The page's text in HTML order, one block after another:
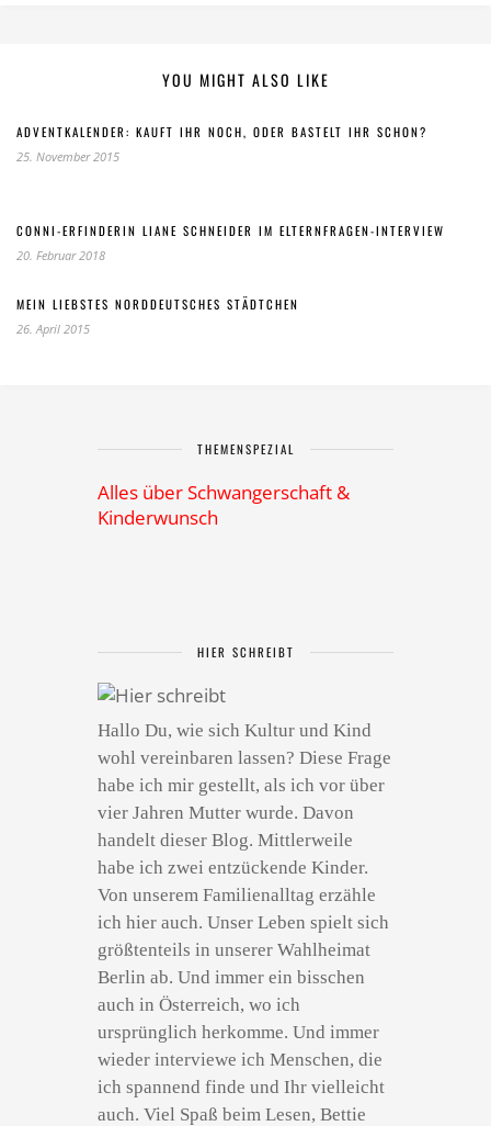
YOU MIGHT ALSO LIKE
ADVENTKALENDER: KAUFT IHR NOCH, ODER BASTELT IHR SCHON?
25. November 2015
CONNI-ERFINDERIN LIANE SCHNEIDER IM ELTERNFRAGEN-INTERVIEW
20. Februar 2018
MEIN LIEBSTES NORDDEUTSCHES STÄDTCHEN
26. April 2015
THEMENSPEZIAL
Alles über Schwangerschaft &
Kinderwunsch
HIER SCHREIBT
Hallo Du, wie sich Kultur und Kind
wohl vereinbaren lassen? Diese Frage
habe ich mir gestellt, als ich vor über
vier Jahren Mutter wurde. Davon
handelt dieser Blog. Mittlerweile
habe ich zwei entzückende Kinder.
Von unserem Familienalltag erzähle
ich hier auch. Unser Leben spielt sich
größtenteils in unserer Wahlheimat
Berlin ab. Und immer ein bisschen
auch in Österreich, wo ich
ursprünglich herkomme. Und immer
wieder interviewe ich Menschen, die
ich spannend finde und Ihr vielleicht
auch. Viel Spaß beim Lesen, Bettie